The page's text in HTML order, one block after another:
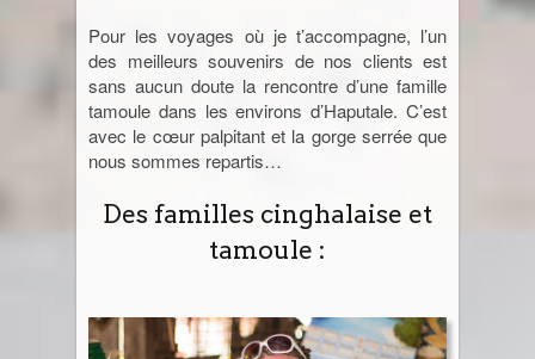
Pour les voyages où je t’accompagne, l’un
des meilleurs souvenirs de nos clients est
sans aucun doute la rencontre d’une famille
tamoule dans les environs d’Haputale. C’est
avec le cœur palpitant et la gorge serrée que
nous sommes repartis…
Des familles cinghalaise et
tamoule :